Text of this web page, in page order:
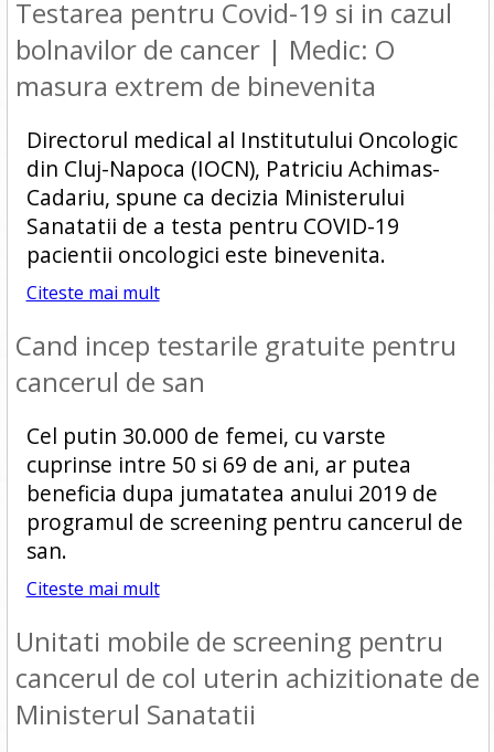
Testarea pentru Covid-19 si in cazul
bolnavilor de cancer | Medic: O
masura extrem de binevenita
Directorul medical al Institutului Oncologic
din Cluj-Napoca (IOCN), Patriciu Achimas-
Cadariu, spune ca decizia Ministerului
Sanatatii de a testa pentru COVID-19
pacientii oncologici este binevenita.
Citeste mai mult
Cand incep testarile gratuite pentru
cancerul de san
Cel putin 30.000 de femei, cu varste
cuprinse intre 50 si 69 de ani, ar putea
beneficia dupa jumatatea anului 2019 de
programul de screening pentru cancerul de
san.
Citeste mai mult
Unitati mobile de screening pentru
cancerul de col uterin achizitionate de
Ministerul Sanatatii